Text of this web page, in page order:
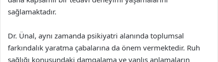
sağlamaktadır.
Dr. Ünal, aynı zamanda psikiyatri alanında toplumsal
farkındalık yaratma çabalarına da önem vermektedir. Ruh
sağlığı konusundaki damgalama ve yanlış anlamaların